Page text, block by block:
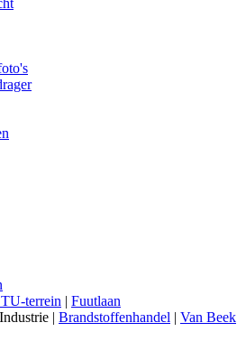
terrein | Fuutlaan
| Brandstoffenhandel | Van Beek